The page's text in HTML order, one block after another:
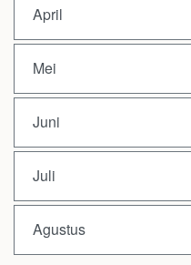
April
Mei
Juni
Juli
Agustus